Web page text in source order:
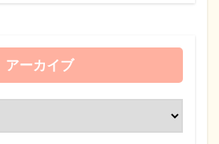
アーカイブ